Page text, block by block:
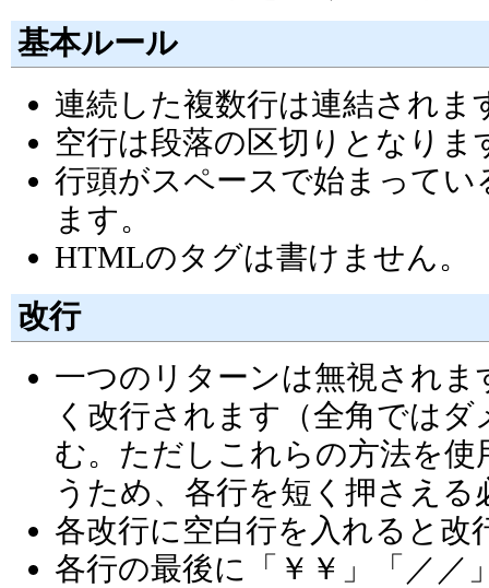
基本ルール
連続した複数行は連結されま
空行は段落の区切りとなりま
行頭がスペースで始まって
ます。
HTMLのタグは書けません。
改行
一つのリターンは無視され
く改行されます（全角では
む。ただしこれらの方法を
うため、各行を短く押さえる
各改行に空白行を入れると
各行の最後に「￥￥」「／／